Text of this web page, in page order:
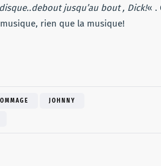
jusqu’au bout , Dick!« .
rien que la musique!
JOHNNY